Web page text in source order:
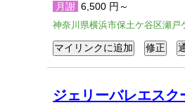
月謝 6,500 円～
神奈川県横浜市保土ケ谷区瀬戸
ジェリーバレエス